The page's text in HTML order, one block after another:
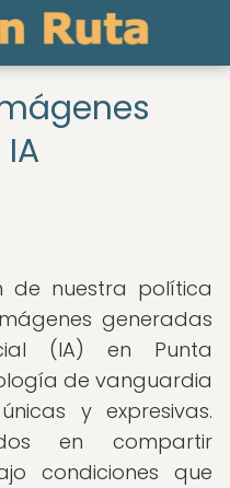
de nuestra política
generadas
(IA) en Punta
de vanguardia
y expresivas.
en compartir
condiciones que